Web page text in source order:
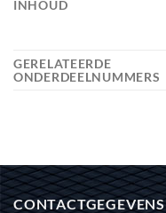
INHOUD
GERELATEERDE
ONDERDEELNUMMERS
CONTACTGEGEVENS